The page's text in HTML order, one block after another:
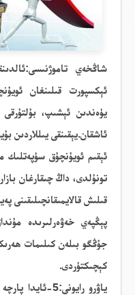
شاڭخەي
يۈەندىن ئېشىپ،
ئاشقان.يېقىنقى يىللاردىن
ئېقىم ئويۇنچۇق سۈپەتلىك
تونۇلدى، داڭ چىقارغان
قىلىش قالايمىقانچىلىقىنى
پېڭپەي خەۋەرلىرىدە
جۇڭگو بىلەن كىلىمات
كېچىكتۈردى.
ياۋرو